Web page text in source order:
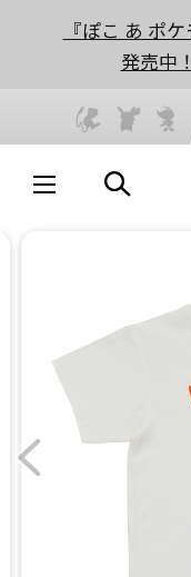
『ぽこ あ ポ
発売中